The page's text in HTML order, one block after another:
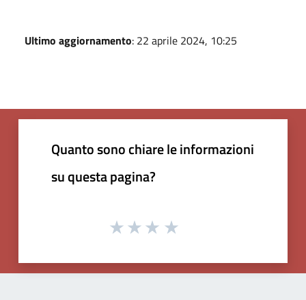
Ultimo aggiornamento: 22 aprile 2024, 10:25
Quanto sono chiare le informazioni
su questa pagina?